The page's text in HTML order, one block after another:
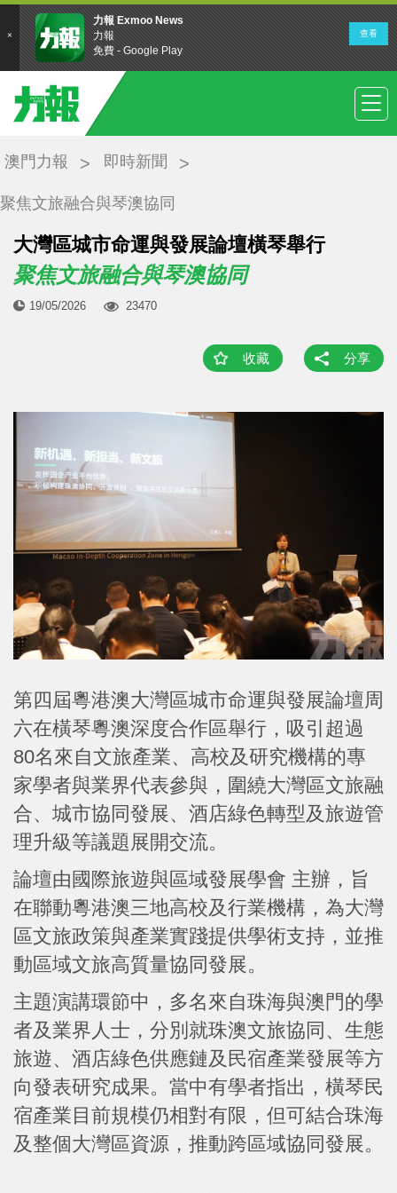
澳門力報 即時新聞
聚焦文旅融合與琴澳協同
大灣區城市命運與發展論壇橫琴舉行
聚焦文旅融合與琴澳協同
19/05/2026 23470
收藏 分享
第四屆粵港澳大灣區城市命運與發展論壇周
六在橫琴粵澳深度合作區舉行，吸引超過
80名來自文旅產業、高校及研究機構的專
家學者與業界代表參與，圍繞大灣區文旅融
合、城市協同發展、酒店綠色轉型及旅遊管
理升級等議題展開交流。
論壇由國際旅遊與區域發展學會 主辦，旨
在聯動粵港澳三地高校及行業機構，為大灣
區文旅政策與產業實踐提供學術支持，並推
動區域文旅高質量協同發展。
主題演講環節中，多名來自珠海與澳門的學
者及業界人士，分別就珠澳文旅協同、生態
旅遊、酒店綠色供應鏈及民宿產業發展等方
向發表研究成果。當中有學者指出，橫琴民
宿產業目前規模仍相對有限，但可結合珠海
及整個大灣區資源，推動跨區域協同發展。